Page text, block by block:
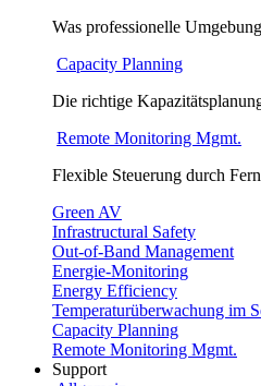
Was professionelle
Capacity Planning
Die richtige
Remote Monitoring Mgmt.
Flexible Steuerung durch
Green AV
Infrastructural Safety
Out-of-Band Management
Energie-Monitoring
Energy Efficiency
Temperaturüberwachung im
Capacity Planning
Remote Monitoring Mgmt.
Support